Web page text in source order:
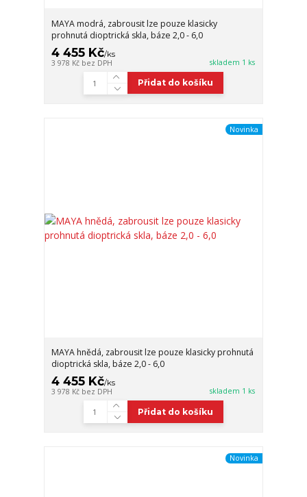
MAYA modrá, zabrousit lze pouze klasicky
prohnutá dioptrická skla, báze 2,0 - 6,0
4 455 Kč/ks
3 978 Kč bez DPH skladem 1 ks
Přidat do košíku
Novinka
MAYA hnědá, zabrousit lze pouze klasicky prohnutá
dioptrická skla, báze 2,0 - 6,0
4 455 Kč/ks
3 978 Kč bez DPH skladem 1 ks
Přidat do košíku
Novinka